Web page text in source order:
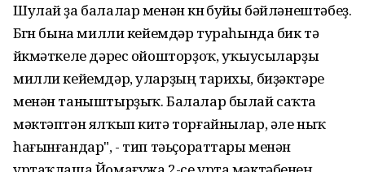
Шулай ҙа балалар менән көнө буйы бәйләнештәбеҙ.
Бөгөн бына милли кейемдәр тураһында бик тә
йөкмәткеле дәрес ойошторҙоҡ, уҡыусыларҙы
милли кейемдәр, уларҙың тарихы, биҙәктәре
менән таныштырҙыҡ. Балалар былай саҡта
мәктәптән ялҡып китә торғайнылар, әле ныҡ
һағынғандар", - тип тәьҫораттары менән